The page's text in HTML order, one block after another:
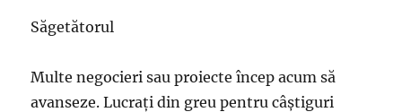
Săgetătorul
Multe negocieri sau proiecte încep acum să
avanseze. Lucraţi din greu pentru câştiguri